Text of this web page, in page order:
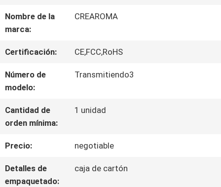
SHOW
SOBRE
NOSOTROS
VIAJE
DE
LA
FÁBRICA
Nombre de la
marca:
CREAROMA
Certificación: CE,FCC,RoHS
Número de
modelo:
Transmitiendo3
Cantidad de
orden mínima:
1 unidad
Precio: negotiable
Detalles de
empaquetado:
caja de cartón